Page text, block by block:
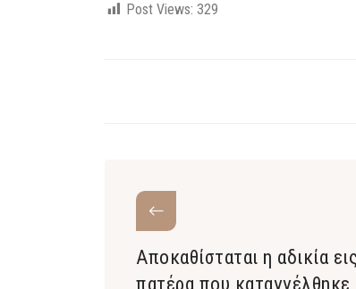
Post Views: 329
Αποκαθίσταται η αδικία
πατέρα που